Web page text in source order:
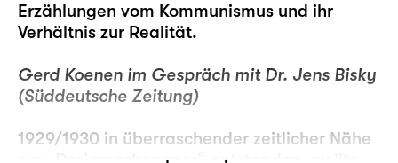
Erzählungen vom Kommunismus und ihr
Verhältnis zur Realität.
Gerd Koenen im Gespräch mit Dr. Jens Bisky
(Süddeutsche Zeitung)
1929/1930 in überraschender zeitlicher Nähe